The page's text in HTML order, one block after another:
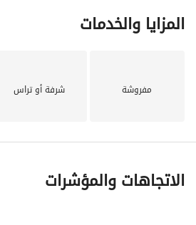
المزايا والخدمات
مفروشة شرفة أو تراس
الاتجاهات والمؤشرات